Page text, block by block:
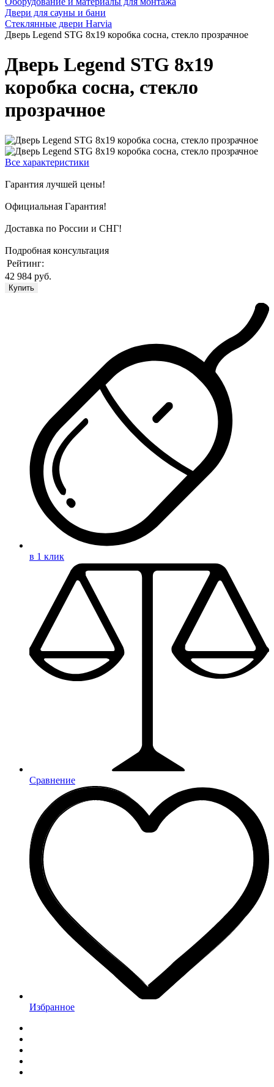
Двери для сауны и бани
Стеклянные двери Harvia
Дверь Legend STG 8x19 коробка сосна, стекло прозрачное
Дверь Legend STG 8x19
коробка сосна, стекло
прозрачное
Все характеристики
Гарантия лучшей цены!
Официальная Гарантия!
Доставка по России и СНГ!
Подробная консультация
Рейтинг:
42 984 руб.
Купить
в 1 клик
Сравнение
Избранное